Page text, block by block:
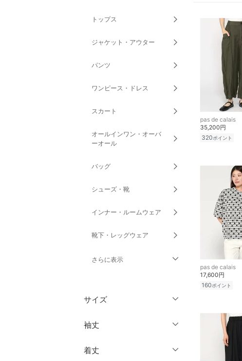
トップス
ジャケット・アウター
パンツ
ワンピース・ドレス
スカート
オールインワン・オーバ
ーオール
バッグ
シューズ・靴
インナー・ルームウェア
靴下・レッグウェア
さらに表示
財布・ポーチ・ケース
帽子
サイズ
ウェア（S/M/L）
M
袖丈
ノースリーブ
着丈
pas de calais
35,200円
320ポイント
pas de calais
17,600円
160ポイント